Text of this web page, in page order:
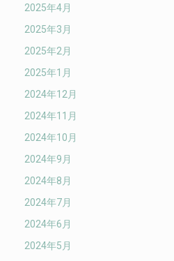
2025年4月
2025年3月
2025年2月
2025年1月
2024年12月
2024年11月
2024年10月
2024年9月
2024年8月
2024年7月
2024年6月
2024年5月